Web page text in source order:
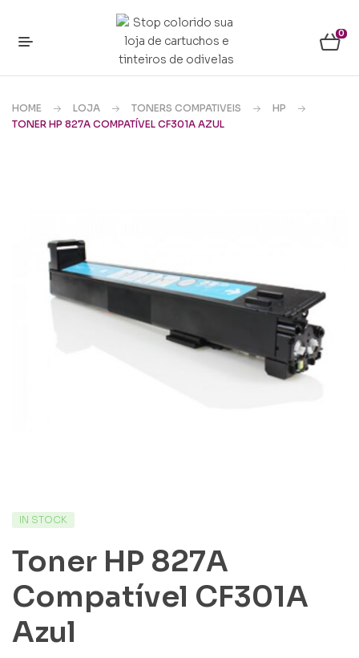
0
HOME LOJA TONERS COMPATIVEIS
HP
TONER HP 827A COMPATÍVEL CF301A AZUL
IN STOCK
Toner HP 827A
Compatível CF301A
Azul